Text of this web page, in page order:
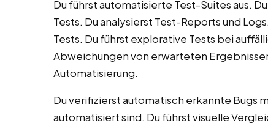
Du führst automatisierte Test-Suites aus.
Tests. Du analysierst Test-Reports und
Tests. Du führst explorative Tests bei
Abweichungen von erwarteten
Automatisierung.
Du verifizierst automatisch erkannte Bugs
automatisiert sind. Du führst visuelle